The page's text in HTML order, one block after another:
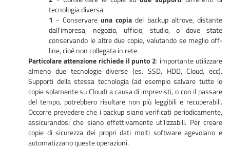
tecnologia diversa.
1 - Conservare una copia del backup altrove, distante
dall'impresa, negozio, ufficio, studio, o dove state
conservando le altre due copie, valutando se meglio off-
line, cioé non collegata in rete.
Particolare attenzione richiede il punto 2: importante utilizzare
almeno due tecnologie diverse (es. SSD, HDD, Cloud, ecc).
Supporti della stessa tecnologia (ad esempio salvare tutte le
copie solamente su Cloud) a causa di imprevisti, o con il passare
del tempo, potrebbero risultare non più leggibili e recuperabili.
Occorre prevedere che i backup siano verificati periodicamente,
assicurandosi che siano effettivamente utilizzabili. Per creare
copie di sicurezza dei propri dati molti software agevolano e
automatizzano queste operazioni.